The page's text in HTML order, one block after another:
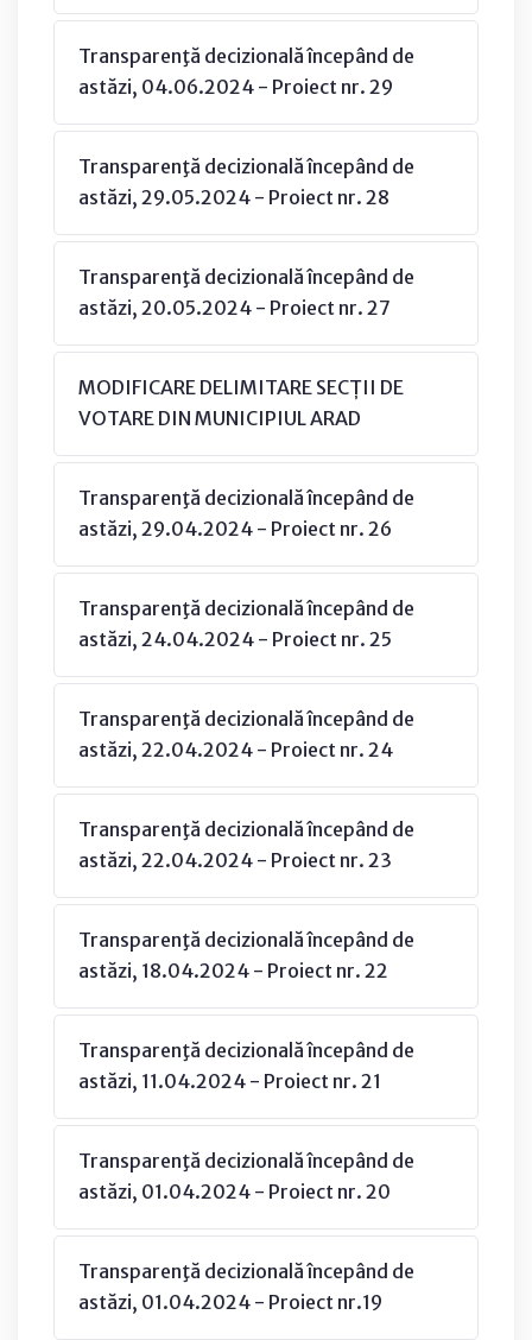
Transparenţă decizională începând de
astăzi, 04.06.2024 - Proiect nr. 29
Transparenţă decizională începând de
astăzi, 29.05.2024 - Proiect nr. 28
Transparenţă decizională începând de
astăzi, 20.05.2024 - Proiect nr. 27
MODIFICARE DELIMITARE SECȚII DE
VOTARE DIN MUNICIPIUL ARAD
Transparenţă decizională începând de
astăzi, 29.04.2024 - Proiect nr. 26
Transparenţă decizională începând de
astăzi, 24.04.2024 - Proiect nr. 25
Transparenţă decizională începând de
astăzi, 22.04.2024 - Proiect nr. 24
Transparenţă decizională începând de
astăzi, 22.04.2024 - Proiect nr. 23
Transparenţă decizională începând de
astăzi, 18.04.2024 - Proiect nr. 22
Transparenţă decizională începând de
astăzi, 11.04.2024 - Proiect nr. 21
Transparenţă decizională începând de
astăzi, 01.04.2024 - Proiect nr. 20
Transparenţă decizională începând de
astăzi, 01.04.2024 - Proiect nr.19